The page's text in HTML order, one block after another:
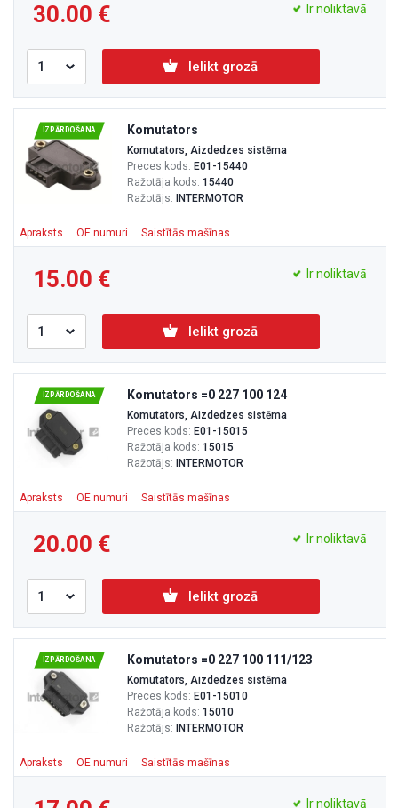
30.00 Ir noliktavā
Ielikt grozā
IZPĀRDOŠANA Komutators
Komutators, Aizdedzes sistēma
Preces kods: E01-15440
Ražotāja kods: 15440
Ražotājs:
INTERMOTOR
Apraksts OE numuri Saistītās mašīnas
15.00 Ir noliktavā
Ielikt grozā
IZPĀRDOŠANA Komutators =0 227 100 124
Komutators, Aizdedzes sistēma
Preces kods: E01-15015
Ražotāja kods: 15015
Ražotājs:
INTERMOTOR
Apraksts OE numuri Saistītās mašīnas
20.00 Ir noliktavā
Ielikt grozā
IZPĀRDOŠANA Komutators =0 227 100 111/123
Komutators, Aizdedzes sistēma
Preces kods: E01-15010
Ražotāja kods: 15010
Ražotājs:
INTERMOTOR
Apraksts OE numuri Saistītās mašīnas
Ir noliktavā